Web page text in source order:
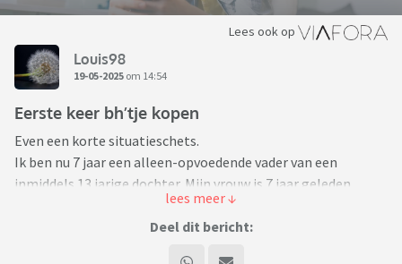
Lees ook op
Louis98
19-05-2025 om 14:54
Eerste keer bh’tje kopen
Even een korte situatieschets.
Ik ben nu 7 jaar een alleen-opvoedende vader van een
inmiddels 13 jarige dochter. Mijn vrouw is 7 jaar geleden
Nooit gedacht ook dat ik een forum als dit nodig zou hebben
Deel dit bericht: